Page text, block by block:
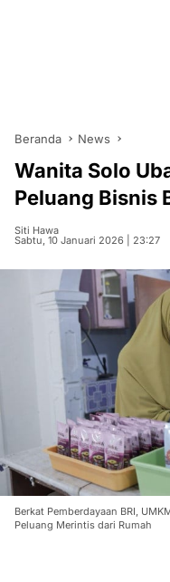
Beranda News
Wanita Solo
Peluang Bisnis
Siti Hawa
Sabtu, 10 Januari 2026 | 23:27
Berkat Pemberdayaan BRI,
Peluang Merintis dari Rumah